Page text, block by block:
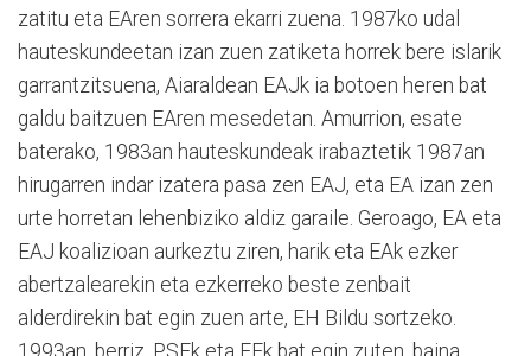
zatitu eta EAren sorrera ekarri zuena. 1987ko udal
hauteskundeetan izan zuen zatiketa horrek bere islarik
garrantzitsuena, Aiaraldean EAJk ia botoen heren bat
galdu baitzuen EAren mesedetan. Amurrion, esate
baterako, 1983an hauteskundeak irabaztetik 1987an
hirugarren indar izatera pasa zen EAJ, eta EA izan zen
urte horretan lehenbiziko aldiz garaile. Geroago, EA eta
EAJ koalizioan aurkeztu ziren, harik eta EAk ezker
abertzalearekin eta ezkerreko beste zenbait
alderdirekin bat egin zuen arte, EH Bildu sortzeko.